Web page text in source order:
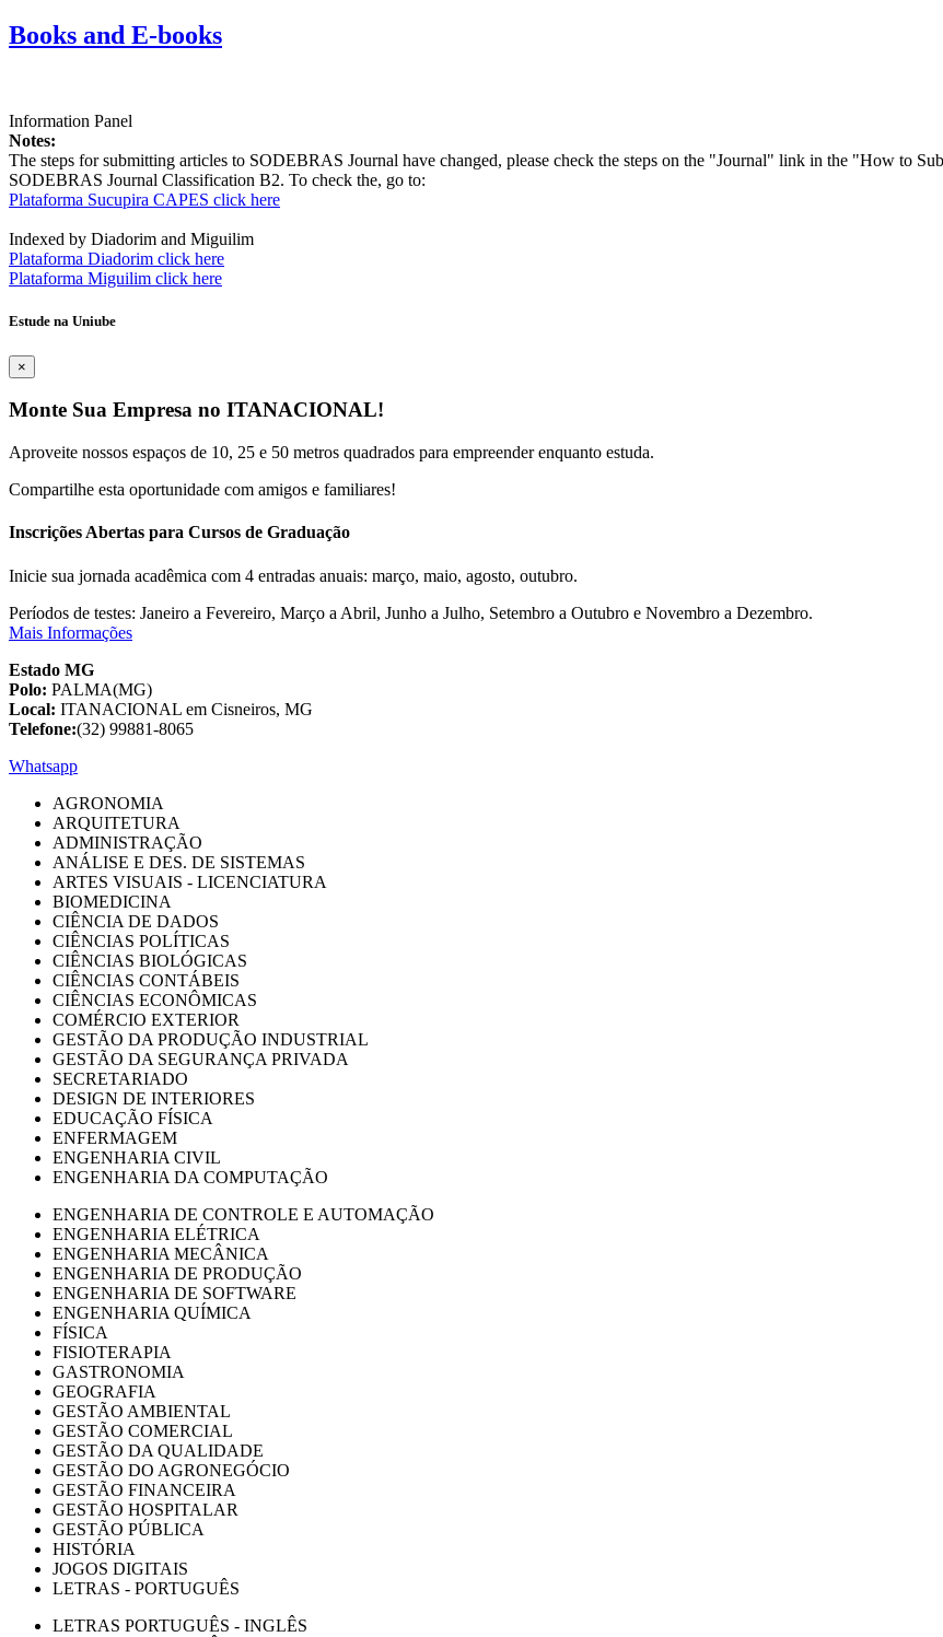
Books and E-books
Information Panel
Notes:
The steps for submitting articles to SODEBRAS Journal have changed, please check the steps on the "Journal" link in the "How to
SODEBRAS Journal Classification B2. To check the, go to:
Plataforma Sucupira CAPES click here
Indexed by Diadorim and Miguilim
Plataforma Diadorim click here
Plataforma Miguilim click here
Estude na Uniube
×
Monte Sua Empresa no ITANACIONAL!
Aproveite nossos espaços de 10, 25 e 50 metros quadrados para empreender enquanto estuda.
Compartilhe esta oportunidade com amigos e familiares!
Inscrições Abertas para Cursos de Graduação
Inicie sua jornada acadêmica com 4 entradas anuais: março, maio, agosto, outubro.
Períodos de testes: Janeiro a Fevereiro, Março a Abril, Junho a Julho, Setembro a Outubro e Novembro a Dezembro.
Mais Informações
Estado MG
Polo: PALMA(MG)
Local: ITANACIONAL em Cisneiros, MG
Telefone:(32) 99881-8065
Whatsapp
AGRONOMIA
ARQUITETURA
ADMINISTRAÇÃO
ANÁLISE E DES. DE SISTEMAS
ARTES VISUAIS - LICENCIATURA
BIOMEDICINA
CIÊNCIA DE DADOS
CIÊNCIAS POLÍTICAS
CIÊNCIAS BIOLÓGICAS
CIÊNCIAS CONTÁBEIS
CIÊNCIAS ECONÔMICAS
COMÉRCIO EXTERIOR
GESTÃO DA PRODUÇÃO INDUSTRIAL
GESTÃO DA SEGURANÇA PRIVADA
SECRETARIADO
DESIGN DE INTERIORES
EDUCAÇÃO FÍSICA
ENFERMAGEM
ENGENHARIA CIVIL
ENGENHARIA DA COMPUTAÇÃO
ENGENHARIA DE CONTROLE E AUTOMAÇÃO
ENGENHARIA ELÉTRICA
ENGENHARIA MECÂNICA
ENGENHARIA DE PRODUÇÃO
ENGENHARIA DE SOFTWARE
ENGENHARIA QUÍMICA
FÍSICA
FISIOTERAPIA
GASTRONOMIA
GEOGRAFIA
GESTÃO AMBIENTAL
GESTÃO COMERCIAL
GESTÃO DA QUALIDADE
GESTÃO DO AGRONEGÓCIO
GESTÃO FINANCEIRA
GESTÃO HOSPITALAR
GESTÃO PÚBLICA
HISTÓRIA
JOGOS DIGITAIS
LETRAS - PORTUGUÊS
LETRAS PORTUGUÊS - INGLÊS